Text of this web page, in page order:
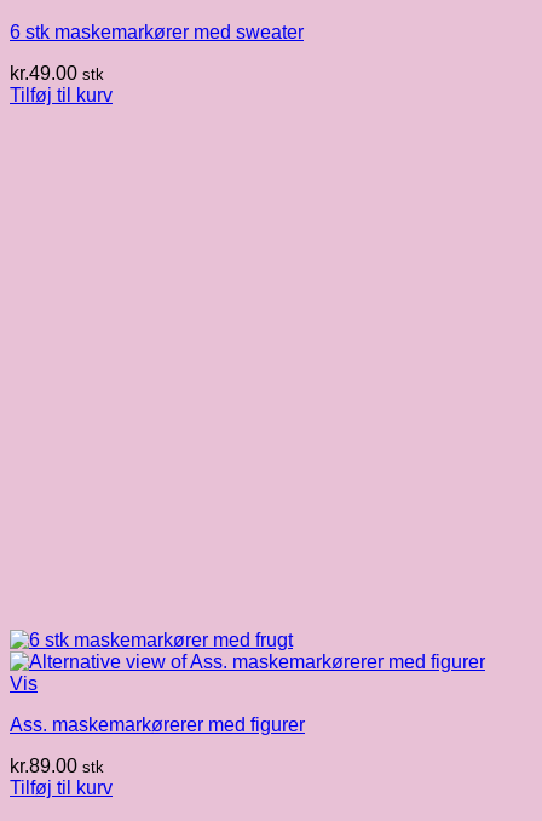
6 stk maskemarkører med sweater
kr.49.00 stk
Tilføj til kurv
Vis
Ass. maskemarkørerer med figurer
kr.89.00 stk
Tilføj til kurv